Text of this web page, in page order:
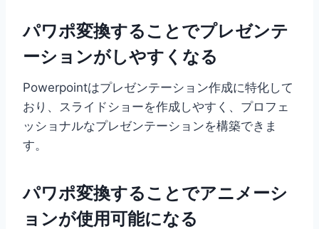
パワポ変換することでプレゼンテ
ーションがしやすくなる
Powerpointはプレゼンテーション作成に特化して
おり、スライドショーを作成しやすく、プロフェ
ッショナルなプレゼンテーションを構築できま
す。
パワポ変換することでアニメーシ
ョンが使用可能になる